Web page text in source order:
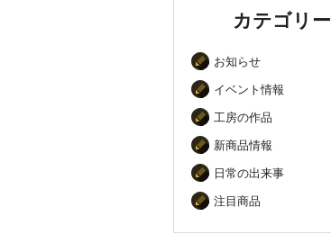
カテゴリー
お知らせ
イベント情報
工房の作品
新商品情報
日常の出来事
注目商品